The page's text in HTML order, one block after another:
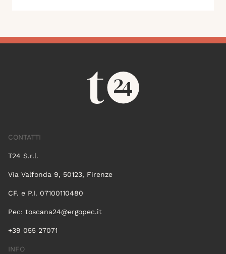
CONTATTI
T24 S.r.l.
Via Valfonda 9, 50123, Firenze
CF. e P.I. 07100110480
Pec: toscana24@ergopec.it
+39 055 27071
INFO